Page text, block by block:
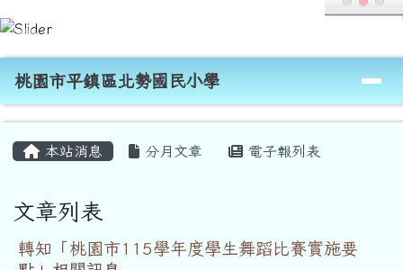
跳至主內容區
桃園市平鎮區北勢國民小學
導覽列
桃園市平鎮區北勢國民小學
本站消息 分月文章 電子報列表
文章列表
轉知「桃園市115學年度學生舞蹈比賽實施要